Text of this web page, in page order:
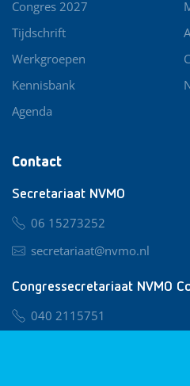
Contact
Secretariaat NVMO
06 15273252
secretariaat@nvmo.nl
Congressecretariaat NVMO
040 2115751
Congres 2027
Tijdschrift
Werkgroepen
Kennisbank
Agenda